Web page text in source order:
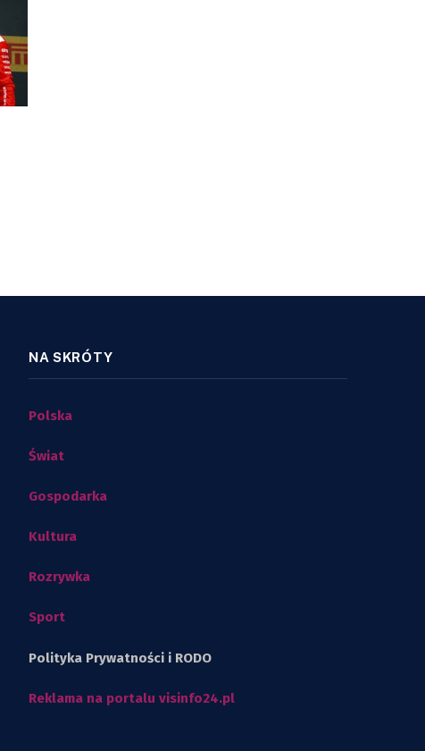
NA SKRÓTY
Polska
Świat
Gospodarka
Kultura
Rozrywka
Sport
Polityka Prywatności i RODO
Reklama na portalu visinfo24.pl